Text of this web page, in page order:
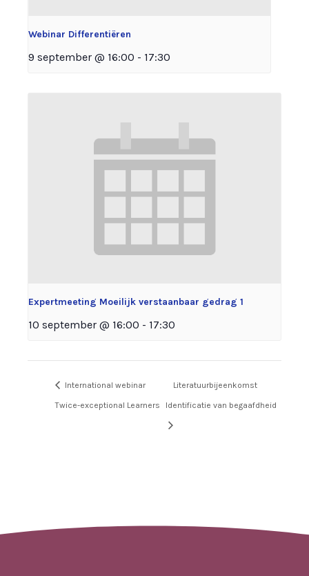
Webinar Differentiëren
9 september @ 16:00 - 17:30
Expertmeeting Moeilijk verstaanbaar gedrag 1
10 september @ 16:00 - 17:30
International webinar
Twice-exceptional Learners
Literatuurbijeenkomst
Identificatie van begaafdheid